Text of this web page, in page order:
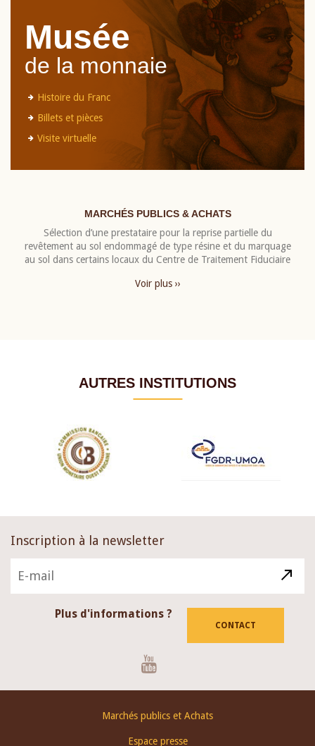
Musée
de la monnaie
Histoire du Franc
Billets et pièces
Visite virtuelle
MARCHÉS PUBLICS & ACHATS
Sélection d’une prestataire pour la reprise partielle du
revêtement au sol endommagé de type résine et du marquage
au sol dans certains locaux du Centre de Traitement Fiduciaire
Voir plus ››
AUTRES INSTITUTIONS
Inscription à la newsletter
Plus d'informations ?
CONTACT
Marchés publics et Achats
Espace presse